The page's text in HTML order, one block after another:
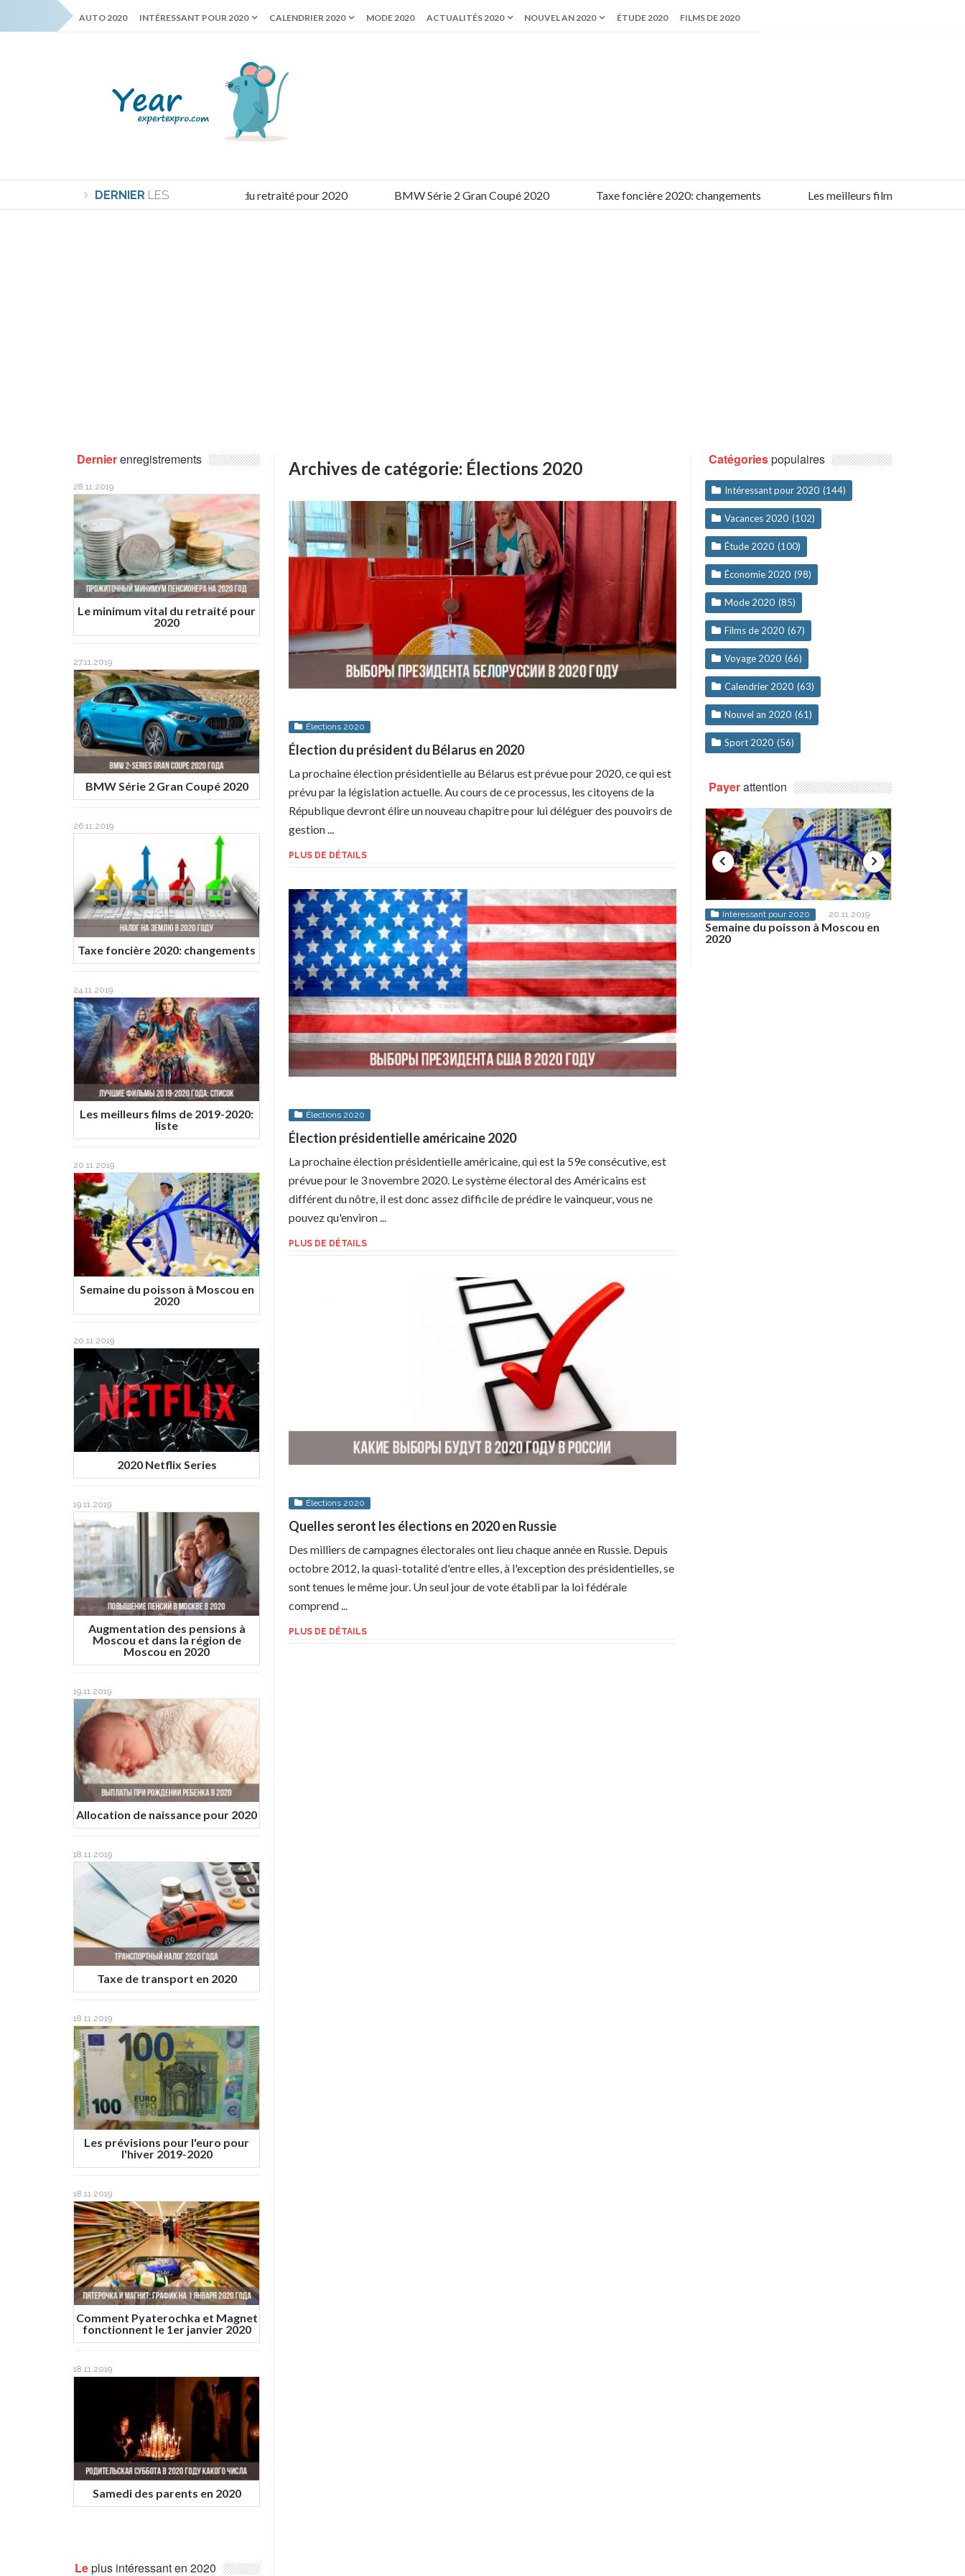
AUTO 2020 INTÉRESSANT POUR 2020 CALENDRIER 2020 MODE 2020 ACTUALITÉS 2020 NOUVEL AN 2020 ÉTUDE 2020 FILMS DE 2020
DERNIER LES
NOUVELLES
Le minimum vital du retraité pour 2020 BMW Série 2 Gran Coupé 2020 Taxe foncière 2020: changements Les meilleurs films de 2019-2020:
Archives de catégorie: Élections 2020
Élections 2020
Élection du président du Bélarus en 2020
La prochaine élection présidentielle au Bélarus est prévue pour 2020, ce qui est
prévu par la législation actuelle. Au cours de ce processus, les citoyens de la
République devront élire un nouveau chapitre pour lui déléguer des pouvoirs de
gestion ...
PLUS DE DÉTAILS
Élections 2020
Élection présidentielle américaine 2020
La prochaine élection présidentielle américaine, qui est la 59e consécutive, est
prévue pour le 3 novembre 2020. Le système électoral des Américains est
différent du nôtre, il est donc assez difficile de prédire le vainqueur, vous ne
pouvez qu'environ ...
PLUS DE DÉTAILS
Élections 2020
Quelles seront les élections en 2020 en Russie
Des milliers de campagnes électorales ont lieu chaque année en Russie. Depuis
octobre 2012, la quasi-totalité d'entre elles, à l'exception des présidentielles, se
sont tenues le même jour. Un seul jour de vote établi par la loi fédérale
comprend ...
PLUS DE DÉTAILS
Dernierenregistrements
28.11.2019
Le minimum vital du retraité pour
2020
27.11.2019
BMW Série 2 Gran Coupé 2020
26.11.2019
Taxe foncière 2020: changements
24.11.2019
Les meilleurs films de 2019-2020:
liste
20.11.2019
Semaine du poisson à Moscou en
2020
20.11.2019
2020 Netflix Series
19.11.2019
Augmentation des pensions à
Moscou et dans la région de
Moscou en 2020
19.11.2019
Allocation de naissance pour 2020
18.11.2019
Taxe de transport en 2020
18.11.2019
Les prévisions pour l'euro pour
l'hiver 2019-2020
18.11.2019
Comment Pyaterochka et Magnet
fonctionnent le 1er janvier 2020
18.11.2019
Samedi des parents en 2020
Leplus intéressant en 2020
Catégoriespopulaires
Intéressant pour 2020 (144)
Vacances 2020 (102)
Étude 2020 (100)
Économie 2020 (98)
Mode 2020 (85)
Films de 2020 (67)
Voyage 2020 (66)
Calendrier 2020 (63)
Nouvel an 2020 (61)
Sport 2020 (56)
Payerattention
Intéressant pour 2020 20.11.2019
Semaine du poisson à Moscou en
2020
Intéressant pour 2020
Semaine du poisson à Moscou en
2020
Actualités 2020 28.11.2019
Le minimum vital du retraité pour